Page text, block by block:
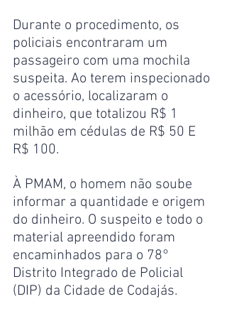
Durante o procedimento, os
policiais encontraram um
passageiro com uma mochila
suspeita. Ao terem inspecionado
o acessório, localizaram o
dinheiro, que totalizou R$ 1
milhão em cédulas de R$ 50 E
R$ 100.
À PMAM, o homem não soube
informar a quantidade e origem
do dinheiro. O suspeito e todo o
material apreendido foram
encaminhados para o 78°
Distrito Integrado de Policial
(DIP) da Cidade de Codajás.